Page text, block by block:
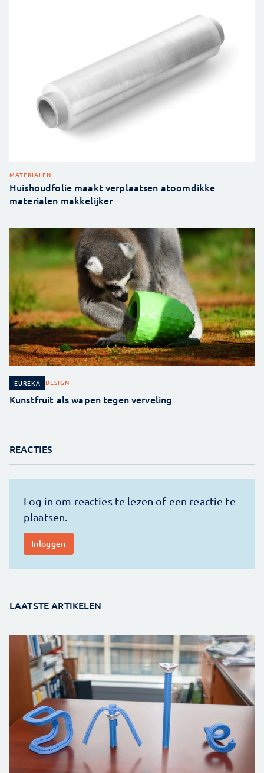
MATERIALEN
Huishoudfolie maakt verplaatsen atoomdikke
materialen makkelijker
EUREKA DESIGN
Kunstfruit als wapen tegen verveling
REACTIES
LAATSTE ARTIKELEN